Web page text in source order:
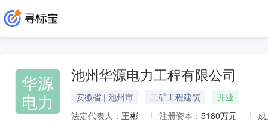
华源
电力
池州华源电力工程有限公司
安徽省 | 池州市 工矿工程建筑
开业
法定代表人： 王彬 注册资本： 5180万元